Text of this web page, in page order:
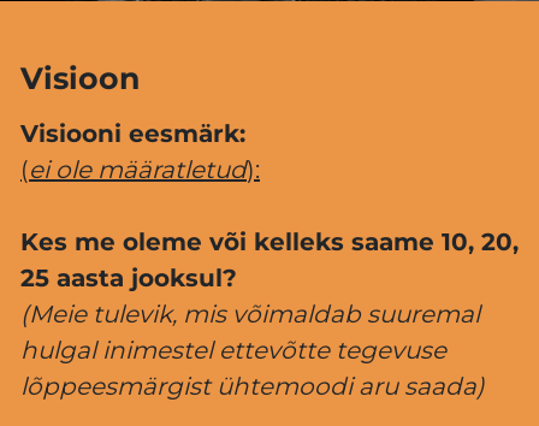
Visioon
Visiooni eesmärk:
(ei ole määratletud):
Kes me oleme või kelleks saame 10, 20,
25 aasta jooksul?
(Meie tulevik, mis võimaldab suuremal
hulgal inimestel ettevõtte tegevuse
lõppeesmärgist ühtemoodi aru saada)